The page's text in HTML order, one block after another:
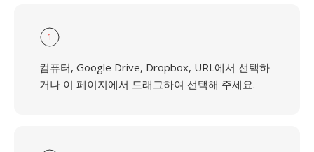
1
컴퓨터, Google Drive, Dropbox, URL에서 선택하
거나 이 페이지에서 드래그하여 선택해 주세요.